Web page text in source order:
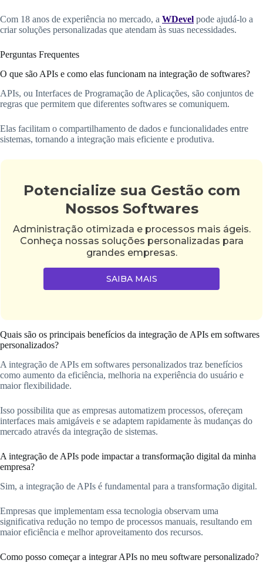
Com 18 anos de experiência no mercado, a WDevel pode ajudá-lo a
criar soluções personalizadas que atendam às suas necessidades.
Perguntas Frequentes
O que são APIs e como elas funcionam na integração de softwares?
APIs, ou Interfaces de Programação de Aplicações, são conjuntos de
regras que permitem que diferentes softwares se comuniquem.
Elas facilitam o compartilhamento de dados e funcionalidades entre
sistemas, tornando a integração mais eficiente e produtiva.
Potencialize sua Gestão com
Nossos Softwares
Administração otimizada e processos mais ágeis.
Conheça nossas soluções personalizadas para
grandes empresas.
SAIBA MAIS
Quais são os principais benefícios da integração de APIs em softwares
personalizados?
A integração de APIs em softwares personalizados traz benefícios
como aumento da eficiência, melhoria na experiência do usuário e
maior flexibilidade.
Isso possibilita que as empresas automatizem processos, ofereçam
interfaces mais amigáveis e se adaptem rapidamente às mudanças do
mercado através da integração de sistemas.
A integração de APIs pode impactar a transformação digital da minha
empresa?
Sim, a integração de APIs é fundamental para a transformação digital.
Empresas que implementam essa tecnologia observam uma
significativa redução no tempo de processos manuais, resultando em
maior eficiência e melhor aproveitamento dos recursos.
Como posso começar a integrar APIs no meu software personalizado?